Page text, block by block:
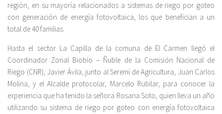
región, en su mayoría relacionados a sistemas de riego por goteo
con generación de energía fotovoltaica, los que benefician a un
total de 40 familias.
Hasta el sector La Capilla de la comuna de El Carmen llegó el
Coordinador Zonal Biobío – Ñuble de la Comisión Nacional de
Riego (CNR), Javier Ávila, junto al Seremi de Agricultura, Juan Carlos
Molina, y el Alcalde protocolar, Marcelo Rubilar, para conocer la
experiencia que ha tenido la señora Rosana Soto, quien lleva un año
utilizando su sistema de riego por goteo con energía fotovoltaica